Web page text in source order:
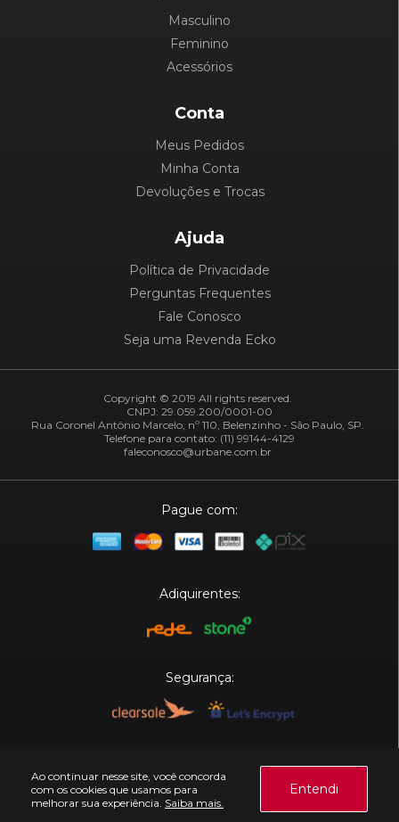
Ao continuar nesse site, você concorda
com os cookies que usamos para
melhorar sua experiência. Saiba mais.
Entendi
Masculino
Feminino
Acessórios
Conta
Meus Pedidos
Minha Conta
Devoluções e Trocas
Ajuda
Política de Privacidade
Perguntas Frequentes
Fale Conosco
Seja uma Revenda Ecko
Copyright © 2019 All rights reserved.
CNPJ: 29.059.200/0001-00
Rua Coronel Antônio Marcelo, nº 110, Belenzinho - São Paulo, SP.
Telefone para contato: (11) 99144-4129
faleconosco@urbane.com.br
Pague com:
Adiquirentes:
Segurança: